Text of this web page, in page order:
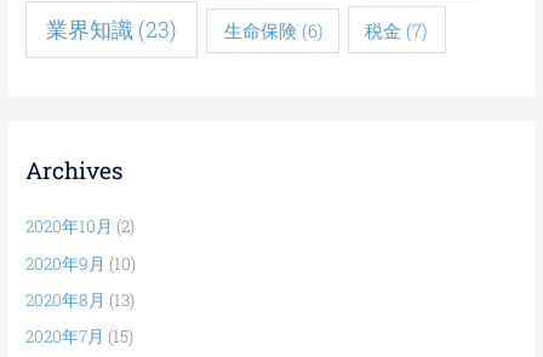
業界知識 (23) 生命保険(6) 税金 (7)
Archives
2020年10月 (2)
2020年9月 (10)
2020年8月 (13)
2020年7月 (15)